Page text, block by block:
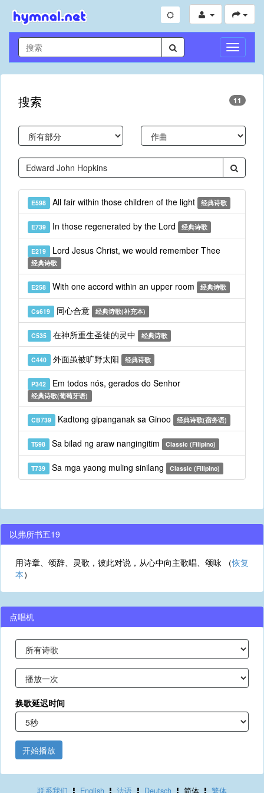
切
换
导
搜索 11
E598 All fair within those children of the light 经典诗歌
E739 In those regenerated by the Lord 经典诗歌
E219 Lord Jesus Christ, we would remember Thee
经典诗歌
E258 With one accord within an upper room 经典诗歌
Cs619 同心合意 经典诗歌(补充本)
C535 在神所重生圣徒的灵中 经典诗歌
C440 外面虽被旷野太阳 经典诗歌
P342 Em todos nós, gerados do Senhor
经典诗歌(葡萄牙语)
CB739 Kadtong gipanganak sa Ginoo 经典诗歌(宿务语)
T598 Sa bilad ng araw nangingitim Classic (Filipino)
T739 Sa mga yaong muling sinilang Classic (Filipino)
以弗所书五19
用诗章、颂辞、灵歌，彼此对说，从心中向主歌唱、颂咏 （恢复
本）
点唱机
换歌延迟时间
开始播放
联系我们 English 法语 Deutsch 简体 繁体